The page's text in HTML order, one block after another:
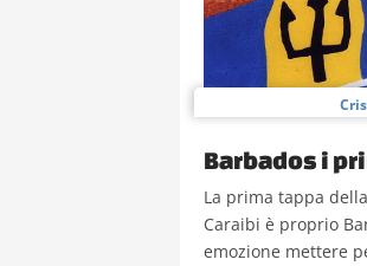
Barbados i
La prima tappa
Caraibi è proprio
emozione mettere